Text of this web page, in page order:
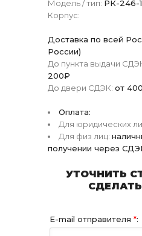
Модель / тип: РК-246-
Корпус:
Доставка по всей
России)
До пункта выдачи
200₽
До двери СДЭК: от
Оплата:
Для юридических
Для физ лиц:
получении через
УТОЧНИТЬ
E-mail отправителя *: